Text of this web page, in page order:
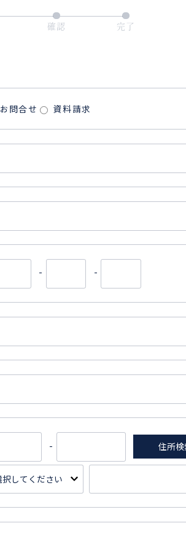
確認 完了
お問合せ 資料請求
- -
- 住所検